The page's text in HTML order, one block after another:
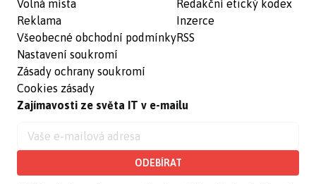
Volná místa
Reklama
Všeobecné obchodní podmínky
Nastavení soukromí
Zásady ochrany soukromí
Cookies zásady
Redakční etický kodex
Inzerce
RSS
Zajímavosti ze světa IT v e-mailu
ODEBÍRAT